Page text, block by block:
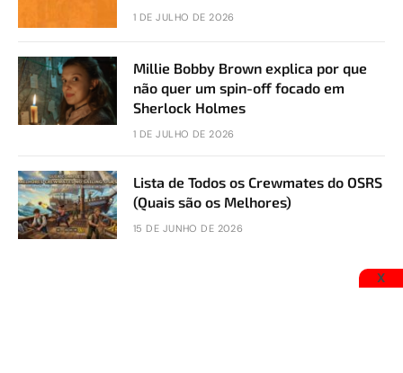
1 DE JULHO DE 2026
Millie Bobby Brown explica por que
não quer um spin-off focado em
Sherlock Holmes
1 DE JULHO DE 2026
Lista de Todos os Crewmates do OSRS
(Quais são os Melhores)
15 DE JUNHO DE 2026
X